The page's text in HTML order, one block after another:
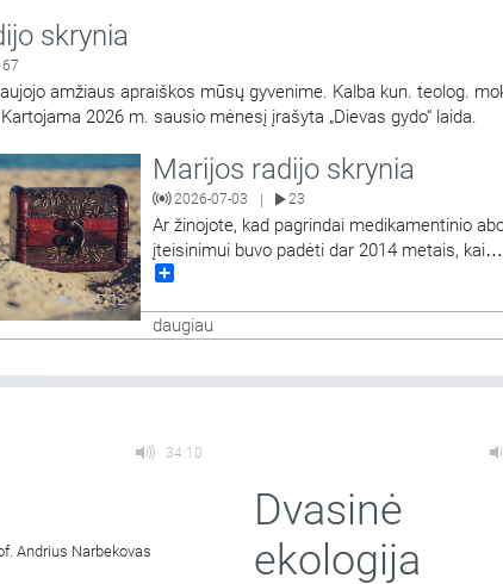
skrynia
67
amžiaus apraiškos mūsų gyvenime. Kalba kun. teolog.
2026 m. sausio mėnesį įrašyta „Dievas gydo“ laida.
37:02
Marijos radijo skrynia
2026-07-03 | 23
Ar žinojote, kad pagrindai medikamentinio
įteisinimui buvo padėti dar 2014 metais, kai
anuometinio Sveikatos apsaugos ministro
aprašas, kuriame buvo įvesta nauja nuostata -
moralinius, sveikatos bei teisinius aspektus
daugiau
34:10
Andrius Narbekovas
Dvasinė
ekologija